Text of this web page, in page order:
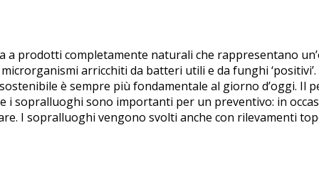
a prodotti completamente naturali che rappresentano
arricchiti da batteri utili e da funghi
è sempre più fondamentale al giorno d’oggi. Il
i sopralluoghi sono importanti per un preventivo: in
I sopralluoghi vengono svolti anche con rilevamenti